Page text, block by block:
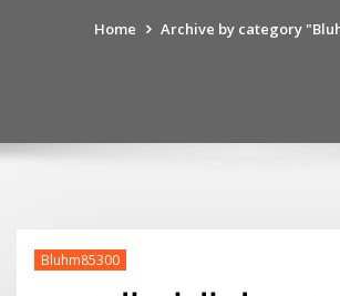
Home Archive by category
Bluhm85300